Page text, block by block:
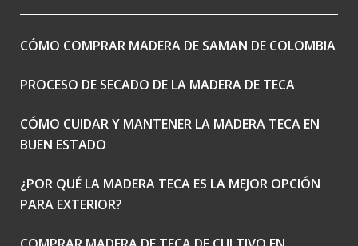
CÓMO COMPRAR MADERA DE SAMAN DE COLOMBIA
PROCESO DE SECADO DE LA MADERA DE TECA
CÓMO CUIDAR Y MANTENER LA MADERA TECA EN
BUEN ESTADO
¿POR QUÉ LA MADERA TECA ES LA MEJOR OPCIÓN
PARA EXTERIOR?